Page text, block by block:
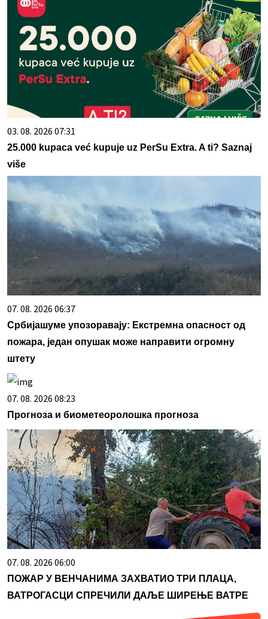
03. 08. 2026 07:31
25.000 kupaca već kupuje uz PerSu Extra. A ti? Saznaj
više
07. 08. 2026 06:37
Србијашуме упозоравају: Екстремна опасност од
пожара, један опушак може направити огромну
штету
07. 08. 2026 08:23
Прогноза и биометеоролошка прогноза
07. 08. 2026 06:00
ПОЖАР У ВЕНЧАНИМА ЗАХВАТИО ТРИ ПЛАЦА,
ВАТРОГАСЦИ СПРЕЧИЛИ ДАЉЕ ШИРЕЊЕ ВАТРЕ